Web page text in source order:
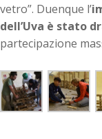
vetro”. Duenque l’
dell’Uva è stato
partecipazione